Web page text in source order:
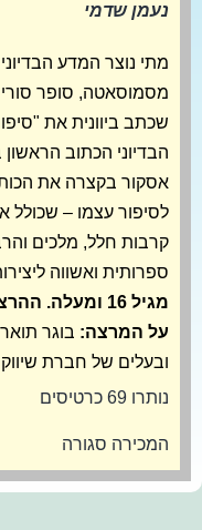
נעמן שדמי
מתי נוצר המדע
מסמוסאטה, סופר
שכתב ביוונית את
הבדיוני הכתוב
אסקור בקצרה את
לסיפור עצמו – שכולל
קרבות חלל, מלכים
ספרותית ואשווה
מגיל 16 ומעלה. ההרצאה תכלול תוכן אלים.
על המרצה: בוגר תואר
ובעלים של חברת
נותרו 69 כרטיסים
המכירה סגורה